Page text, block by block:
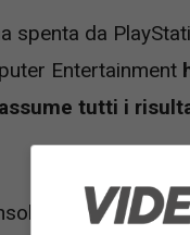
spenta da
Entertainment
tutti i
distribuite in